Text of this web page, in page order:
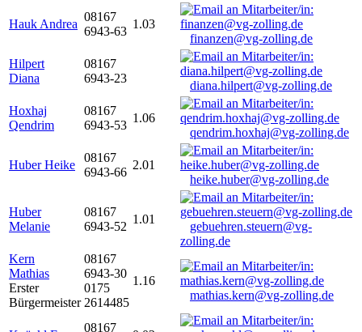
Hauk Andrea
08167
6943-63
1.03
finanzen@vg-zolling.de
Hilpert
Diana
08167
6943-23
diana.hilpert@vg-zolling.de
Hoxhaj
Qendrim
08167
6943-53
1.06
qendrim.hoxhaj@vg-zolling.de
Huber Heike
08167
6943-66
2.01
heike.huber@vg-zolling.de
Huber
Melanie
08167
6943-52
1.01
gebuehren.steuern@vg-
zolling.de
Kern
Mathias
Erster
Bürgermeister
08167
6943-30
0175
2614485
1.16
mathias.kern@vg-zolling.de
08167